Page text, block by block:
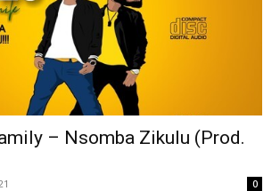
– Nsomba Zikulu (Prod.
0